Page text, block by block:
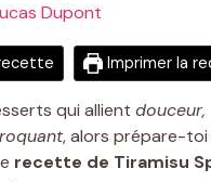
Dupont
Imprimer la
qui allient douceur,
, alors prépare-toi
recette de Tiramisu